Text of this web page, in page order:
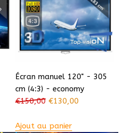
Écran manuel 120" - 305
cm (4:3) - economy
€150,00 €130,00
Ajout au panier